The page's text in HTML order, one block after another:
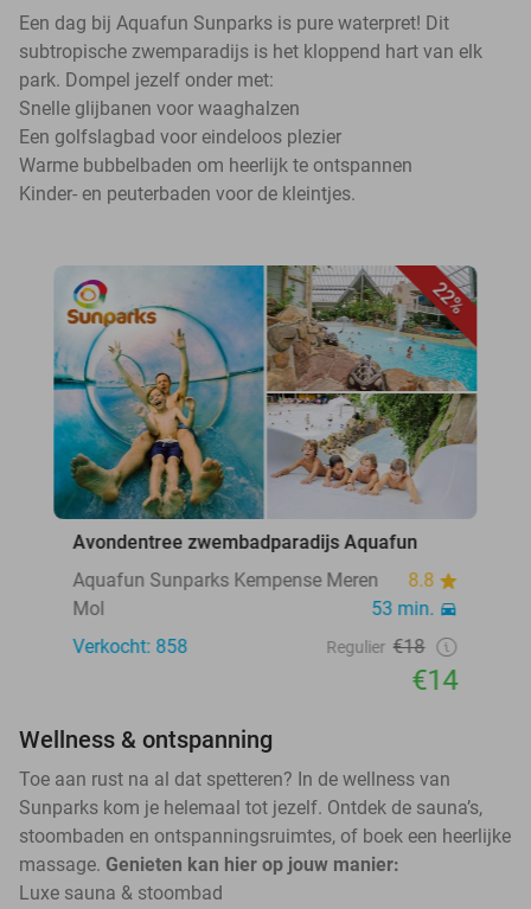
Een dag bij Aquafun Sunparks is pure waterpret! Dit
subtropische zwemparadijs is het kloppend hart van elk
park. Dompel jezelf onder met:
Snelle glijbanen voor waaghalzen
Een golfslagbad voor eindeloos plezier
Warme bubbelbaden om heerlijk te ontspannen
Kinder- en peuterbaden voor de kleintjes.
22%
Avondentree zwembadparadijs Aquafun
Aquafun Sunparks Kempense Meren
8.8
Mol
53 min.
Verkocht: 858
Regulier €18
€14
Wellness & ontspanning
Toe aan rust na al dat spetteren? In de wellness van
Sunparks kom je helemaal tot jezelf. Ontdek de sauna’s,
stoombaden en ontspanningsruimtes, of boek een heerlijke
massage. Genieten kan hier op jouw manier:
Luxe sauna & stoombad